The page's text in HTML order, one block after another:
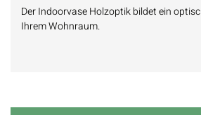
Der Indoorvase Holzoptik bildet ein
Ihrem Wohnraum.